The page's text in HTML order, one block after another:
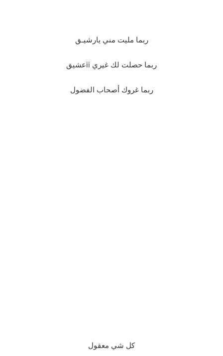
ربما مليت مني يارشيـق
ربما حصلت لك غيري iiعشيق
ربما غروك أصحاب الفضول
كل شي معقول